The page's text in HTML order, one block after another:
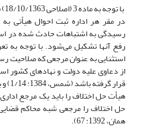
در مقر هر اداره ثبت احوال هیأتی
رسیدگی به اشتباهات حادث شده در
رفع آنها تشکیل می‌شود. با توجه به
استثنایی به عنوان مرجعی که صلاحیت
از دعاوی علیه دولت و نهادهای کشور
هیأت حل اختلاف را باید یک مرجع
همان، 1392: 67).